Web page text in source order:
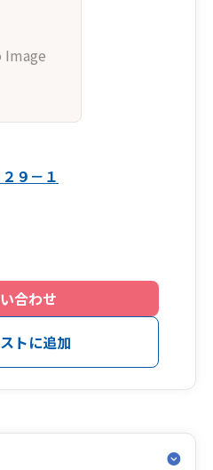
Image
９－１
合わせ
トに追加